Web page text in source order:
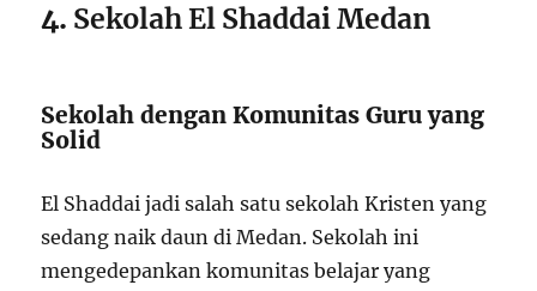
4. Sekolah El Shaddai Medan
Sekolah dengan Komunitas Guru yang
Solid
El Shaddai jadi salah satu sekolah Kristen yang
sedang naik daun di Medan. Sekolah ini
mengedepankan komunitas belajar yang